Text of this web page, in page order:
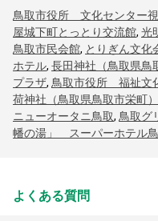
鳥取市役所 文化センター
屋城下町とっとり交流館, 光
鳥取市民会館, とりぎん文化
ホテル, 長田神社（鳥取県鳥
プラザ, 鳥取市役所 福祉文
荷神社（鳥取県鳥取市栄町）
ニューオータニ鳥取, 鳥取グ
幡の湯」 スーパーホテル
よくある質問